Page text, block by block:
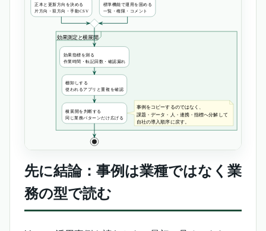
先に結論：事例は業種ではなく業
務の型で読む